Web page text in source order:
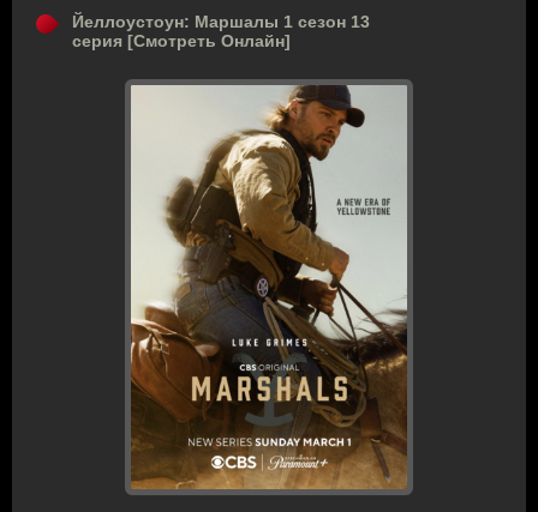
Йеллоустоун: Маршалы 1 сезон 13
серия [Смотреть Онлайн]